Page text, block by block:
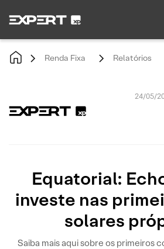
Renda Fixa Relatórios
24/05/
Equatorial:
investe nas
solares
Saiba mais aqui sobre os primeiros